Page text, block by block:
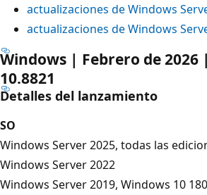
actualizaciones de Windows
actualizaciones de Windows
Windows | Febrero de
10.8821
Detalles del lanzamiento
SO
Windows Server 2025, todas las
Windows Server 2022
Windows Server 2019, Windows 10